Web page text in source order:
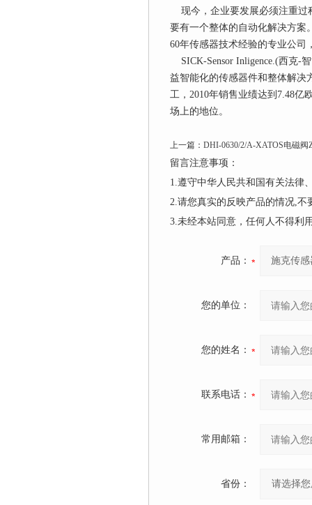
现今，企业要发展必须注重过
要有一个整体的自动化解决方案
60年传感器技术经验的专业公
SICK-Sensor Inligence.(西克-
益智能化的传感器件和整体解决
工，2010年销售业绩达到7.48亿
场上的地位。
上一篇： DHI-0630/2/A-XATOS电磁阀
留言注意事项：
1.遵守中华人民共和国有关法律
2.请您真实的反映产品的情况,
3.未经本站同意，任何人不得利
产品：
您的单位：
您的姓名：
联系电话：
常用邮箱：
省份：